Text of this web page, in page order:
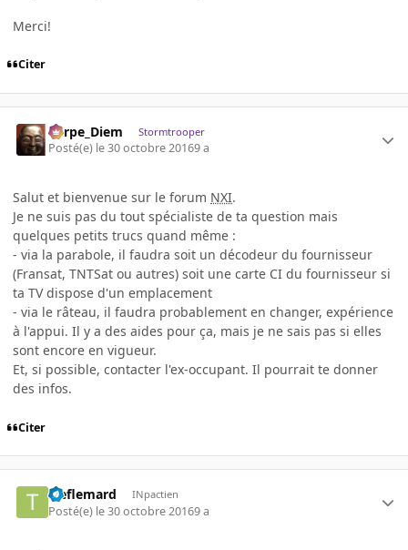
Merci!
Citer
Carpe_Diem Stormtrooper
Posté(e) le 30 octobre 20169 a
Salut et bienvenue sur le forum NXI.
Je ne suis pas du tout spécialiste de ta question mais
quelques petits trucs quand même :
- via la parabole, il faudra soit un décodeur du fournisseur
(Fransat, TNTSat ou autres) soit une carte CI du fournisseur si
ta TV dispose d'un emplacement
- via le râteau, il faudra probablement en changer, expérience
à l'appui. Il y a des aides pour ça, mais je ne sais pas si elles
sont encore en vigueur.
Et, si possible, contacter l'ex-occupant. Il pourrait te donner
des infos.
Citer
treflemard INpactien
Posté(e) le 30 octobre 20169 a